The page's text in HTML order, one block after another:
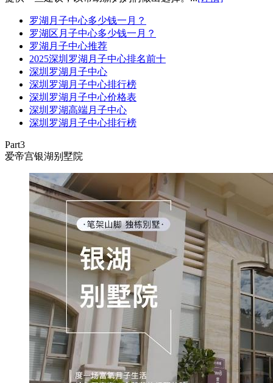
罗湖月子中心多少钱一月？
罗湖区月子中心多少钱一月？
罗湖月子中心推荐
2025深圳罗湖月子中心排名前十
深圳罗湖月子中心
深圳罗湖月子中心排行榜
深圳罗湖月子中心价格表
深圳罗湖高端月子中心
深圳罗湖月子中心排行榜
Part3
爱帝宫银湖别墅院